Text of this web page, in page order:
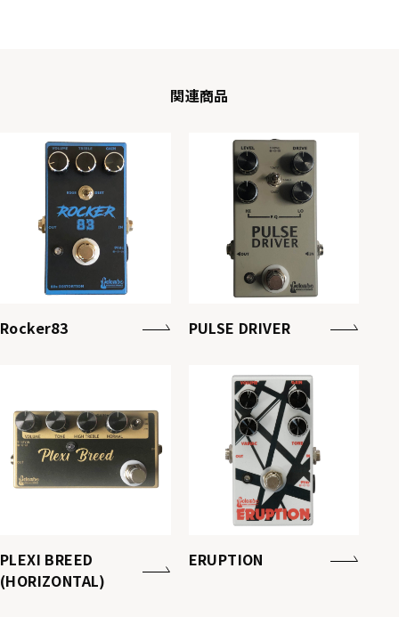
関連商品
Rocker83 PULSE DRIVER
PLEXI BREED
(HORIZONTAL)
ERUPTION